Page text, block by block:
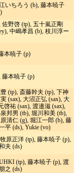
いちろう (b), 藤本暁子
野啓 (tp), 五十嵐正剛
中嶋孝昌 (b), 枝川淳ー
本暁子 (p)
藤本暁子 (p)
(tp), 斎藤幹夫 (tp), 下神
(sax), 大沼正弘 (sax), 大
啓祐 (sax), 渡邉滋 (sax),
邦男 (tb), 堀川和美 (tb),
清仁 (g), 堀江一郎 (b), 藤
平 (ds), Yukie (vo)
原正洋 (tp), 藤本暁子 (p),
夫 (ds)
(tp), 藤本暁子 (p), 渡
之 (ds)